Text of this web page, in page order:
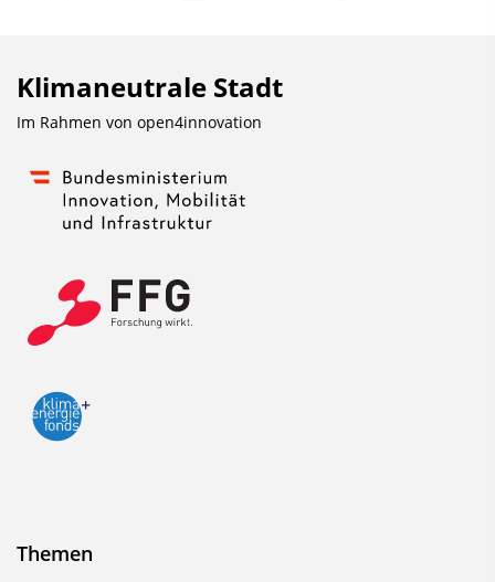
Klimaneutrale Stadt
Im Rahmen von open4innovation
Themen